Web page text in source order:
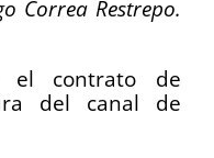
Correa Restrepo.
contrato de
del canal de